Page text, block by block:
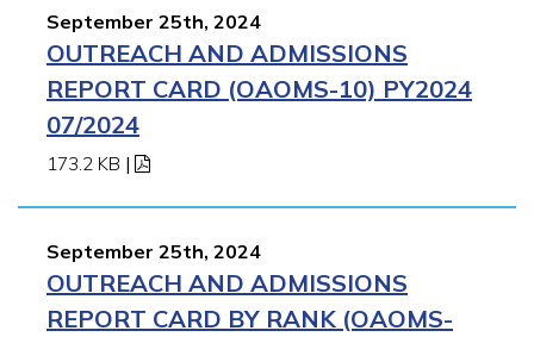
September 25th, 2024
OUTREACH AND ADMISSIONS
REPORT CARD (OAOMS-10) PY2024
07/2024
173.2 KB |
September 25th, 2024
OUTREACH AND ADMISSIONS
REPORT CARD BY RANK (OAOMS-